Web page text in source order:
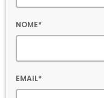
NOME*
EMAIL*